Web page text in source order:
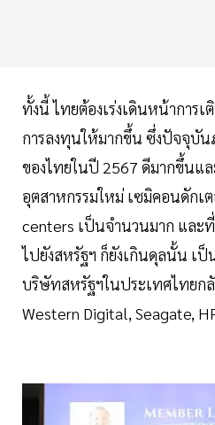
ทั้งนี้ ไทยต้องเร่งเดินหน้าการเ
การลงทุนให้มากขึ้น ซึ่งปัจจุบัน
ของไทยในปี 2567 ดีมากขึ้นแ
อุตสาหกรรมใหม่ เซมิคอนดักเ
centers เป็นจำนวนมาก และ
ไปยังสหรัฐฯ ก็ยังเกินดุลนั้น เป็
บริษัทสหรัฐฯในประเทศไทยก
Western Digital, Seagate,